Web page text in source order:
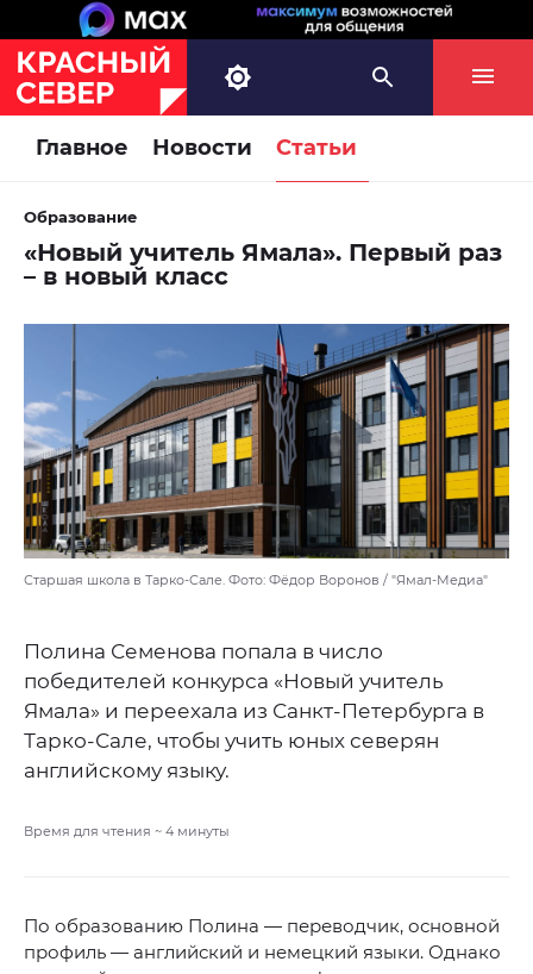
Главное Новости Статьи
Образование
«Новый учитель Ямала». Первый раз
– в новый класс
Старшая школа в Тарко-Сале. Фото: Фёдор Воронов / "Ямал-Медиа"
Полина Семенова попала в число
победителей конкурса «Новый учитель
Ямала» и переехала из Санкт-Петербурга в
Тарко-Сале, чтобы учить юных северян
английскому языку.
Время для чтения ~ 4 минуты
По образованию Полина — переводчик, основной
профиль — английский и немецкий языки. Однако